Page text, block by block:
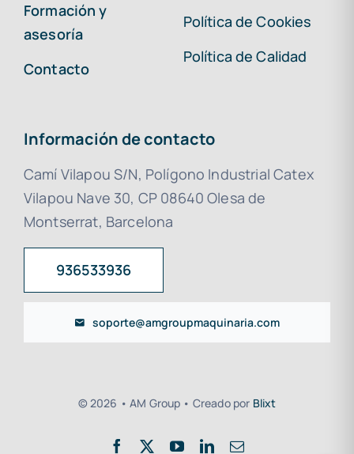
Formación y
asesoría
Contacto
Política de Cookies
Política de Calidad
Información de contacto
Camí Vilapou S/N, Polígono Industrial Catex
Vilapou Nave 30, CP 08640 Olesa de
Montserrat, Barcelona
936533936
soporte@amgroupmaquinaria.com
© 2026 • AM Group • Creado por Blixt